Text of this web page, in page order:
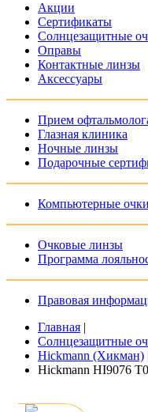
Акции
Сертификаты
Солнцезащитные
Оправы
Контактные линзы
Аксессуары
Прием
Глазная клиника
Ночные линзы
Подарочные
Компьютерные очки
Очковые линзы
Программа
Правовая
Главная |
Солнцезащитные
Hickmann (Хикман)
Hickmann HI9076